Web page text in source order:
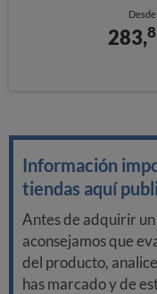
Desde
283,
Información
tiendas aquí
Antes de adquirir
aconsejamos que
del producto,
has marcado y de